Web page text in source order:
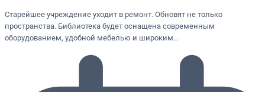
Старейшее учреждение уходит в ремонт. Обновят не только
пространства. Библиотека будет оснащена современным
оборудованием, удобной мебелью и широким…